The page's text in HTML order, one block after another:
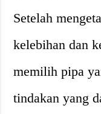
Setelah
kelebihan dan
memilih pipa
tindakan yang